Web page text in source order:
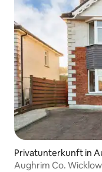
Privatunterkunft in
Aughrim Co.